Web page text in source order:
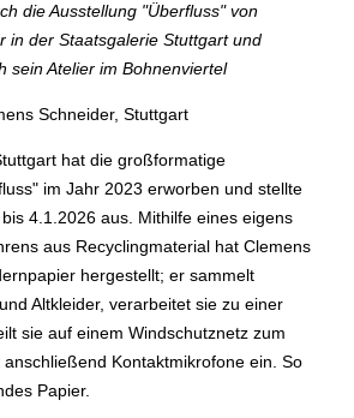
die Ausstellung "Überfluss" von
in der Staatsgalerie Stuttgart und
sein Atelier im Bohnenviertel
Schneider, Stuttgart
hat die großformatige
im Jahr 2023 erworben und stellte
4.1.2026 aus. Mithilfe eines eigens
aus Recyclingmaterial hat Clemens
hergestellt; er sammelt
Altkleider, verarbeitet sie zu einer
sie auf einem Windschutznetz zum
Kontaktmikrofone ein. So
Papier.